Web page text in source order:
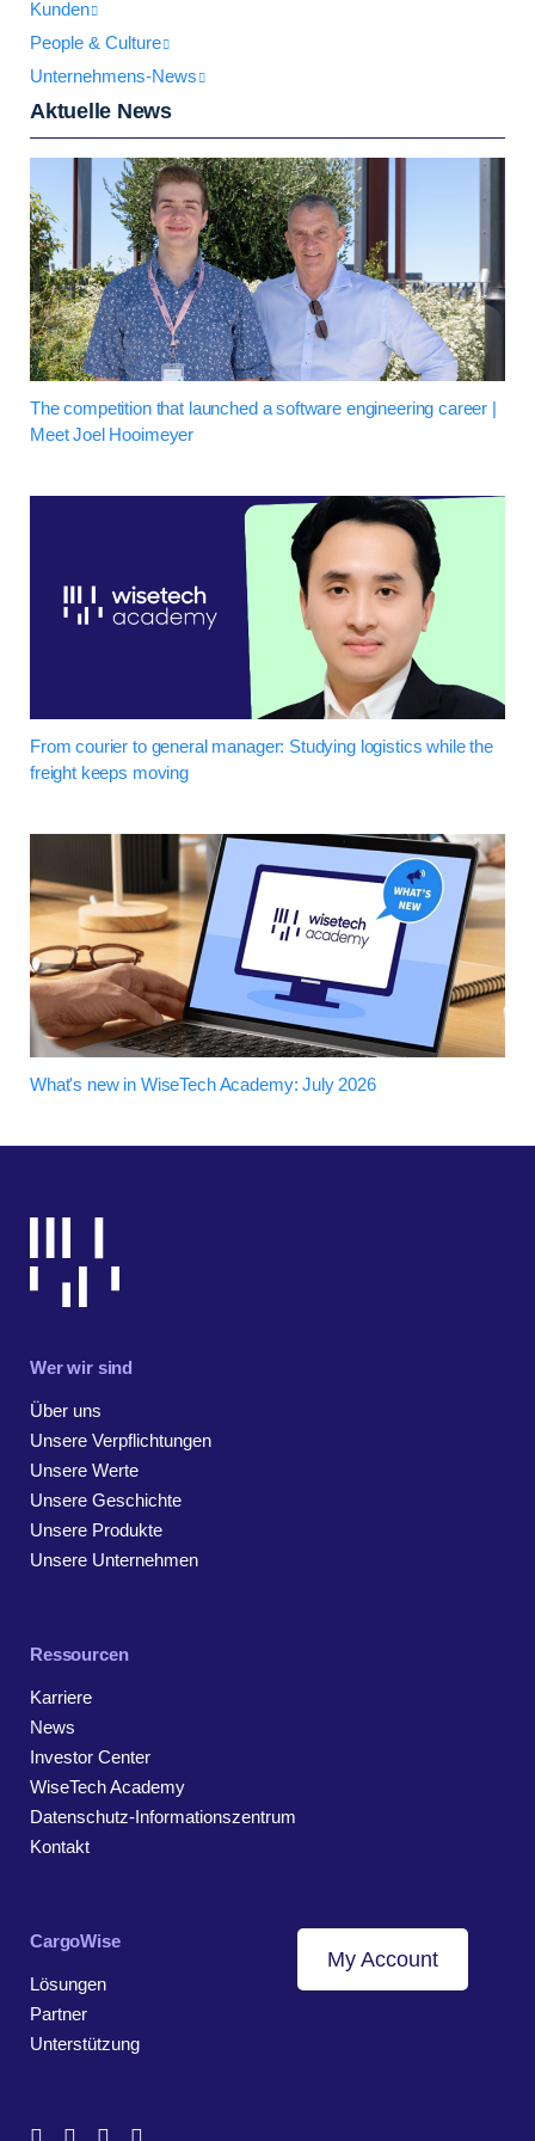
Kunden
People & Culture
Unternehmens-News
Aktuelle News
The competition that launched a software engineering career |
Meet Joel Hooimeyer
From courier to general manager: Studying logistics while the
freight keeps moving
What's new in WiseTech Academy: July 2026
Wer wir sind
Über uns
Unsere Verpflichtungen
Unsere Werte
Unsere Geschichte
Unsere Produkte
Unsere Unternehmen
Ressourcen
Karriere
News
Investor Center
WiseTech Academy
Datenschutz-Informationszentrum
Kontakt
CargoWise
Lösungen
Partner
Unterstützung
My Account